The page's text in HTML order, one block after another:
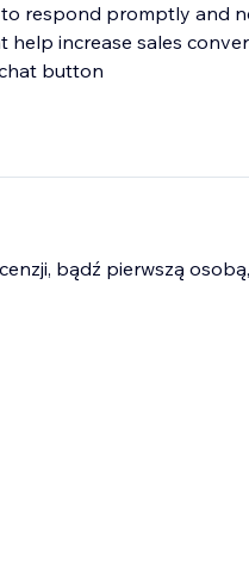
respond promptly and
increase sales
button
bądź pierwszą